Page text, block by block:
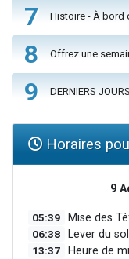
7 Histoire - À bord
8 Offrez une
9 DERNIERS
Horaires
9
05:39 Mise des
06:38 Lever du
13:37 Heure de